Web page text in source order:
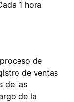
1 hora
de
de ventas
de las
de la